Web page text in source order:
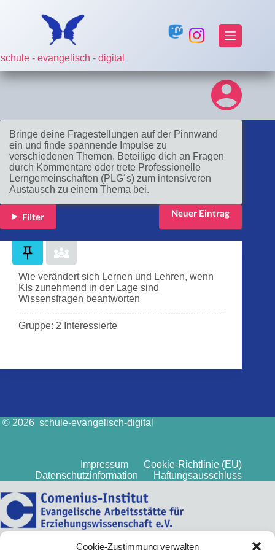
Cookie-Zustimmung verwalten
schule - evangelisch - digital
Bringe deine Fragestellungen auf der Pinnwand
ein und finde spannende Impulse zu
verschiedenen Themen. Beteilige dich an Fragen
durch Kommentare oder trete Professionelle
Lerngemeinschaften (PLG´s) zum intensiveren
Austausch zu einem Thema bei.
Neuer Eintrag
Um einen Pin erstellen zu können, musst du dich erst
Filter
Wie verändert sich Lernen und Lehren, wenn
KIs zunehmend in der Lage sind
Wissensfragen beantworten
Gruppe: 2 Interessierte
© 2026 schule-evangelisch-digital
Impressum
Cookie-Richtlinie (EU)
Datenschutzinformation
Haftungsausschluss